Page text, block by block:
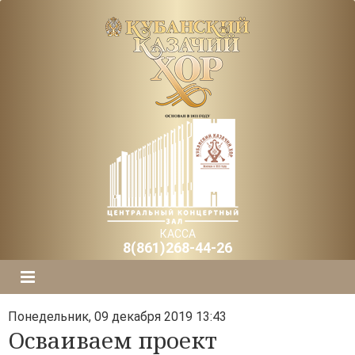
КАССА
8(861)268-44-26
Понедельник, 09 декабря 2019 13:43
Осваиваем проект